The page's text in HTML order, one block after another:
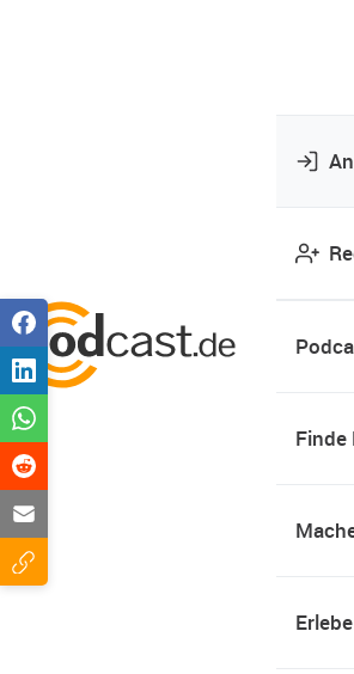
Finde